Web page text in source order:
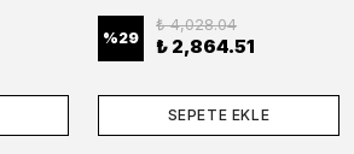
%29
₺ 4,028.04
₺ 2,864.51
SEPETE EKLE